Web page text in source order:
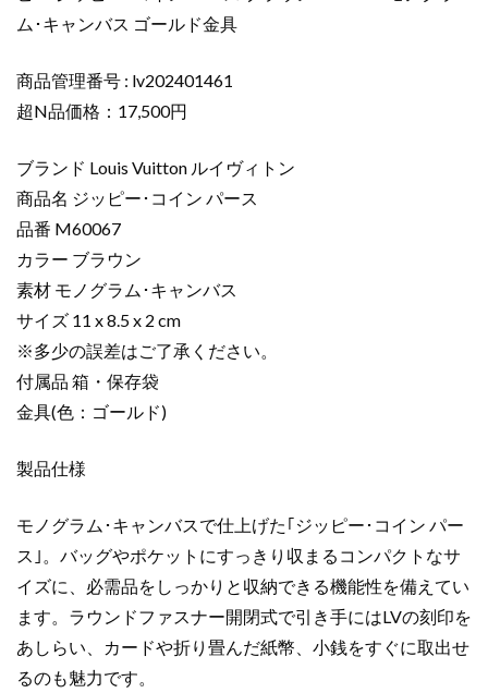
ト
財
布
ピ
ジ
ッ
ピ
ー･
コ
イ
パ
ー
ブ
ウ
ン
M60067
ノ
グ
ラ
ム･キャンバス ゴールド金具
商品管理番号 : lv202401461
超N品価格：17,500円
ブランド Louis Vuitton ルイヴィトン
商品名 ジッピー･コイン パース
品番 M60067
カラー ブラウン
素材 モノグラム･キャンバス
サイズ 11 x 8.5 x 2 cm
※多少の誤差はご了承ください。
付属品 箱・保存袋
金具(色：ゴールド)
製品仕様
モノグラム･キャンバスで仕上げた｢ジッピー･コイン パー
ス｣。バッグやポケットにすっきり収まるコンパクトなサ
イズに、必需品をしっかりと収納できる機能性を備えてい
ます。ラウンドファスナー開閉式で引き手にはLVの刻印を
あしらい、カードや折り畳んだ紙幣、小銭をすぐに取出せ
るのも魅力です。